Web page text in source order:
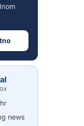
news